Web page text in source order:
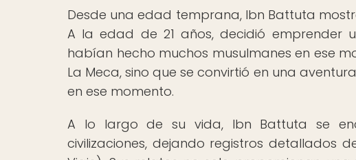
Desde una edad temprana, Ibn Battuta
A la edad de 21 años, decidió emprender
habían hecho muchos musulmanes en ese
La Meca, sino que se convirtió en una
en ese momento.
A lo largo de su vida, Ibn Battuta se
civilizaciones, dejando registros detallados